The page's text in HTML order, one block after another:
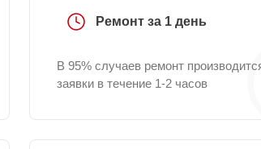
Ремонт за 1 день
В 95% случаев ремонт
заявки в течение 1-2 часов